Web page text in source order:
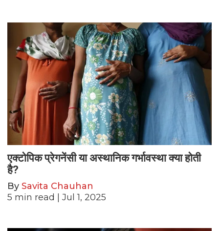
एक्टोपिक प्रेगनेंसी या अस्थानिक गर्भावस्था क्या होती
है?
By Savita Chauhan
5 min read | Jul 1, 2025